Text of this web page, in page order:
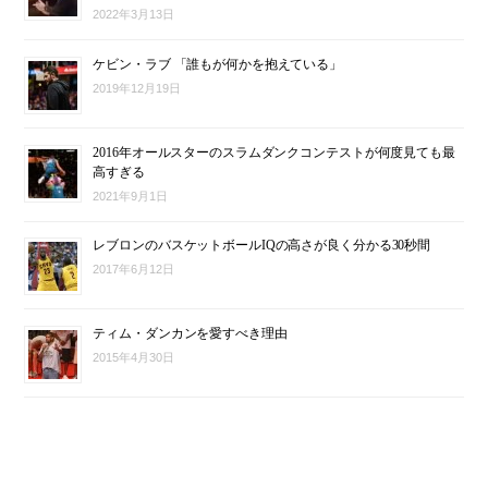
2022年3月13日
ケビン・ラブ 「誰もが何かを抱えている」
2019年12月19日
2016年オールスターのスラムダンクコンテストが何度見ても最
高すぎる
2021年9月1日
レブロンのバスケットボールIQの高さが良く分かる30秒間
2017年6月12日
ティム・ダンカンを愛すべき理由
2015年4月30日